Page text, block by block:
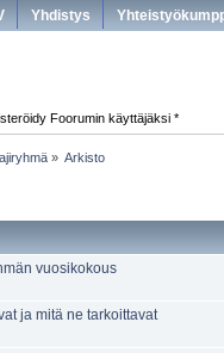
Yhdistys
Foorumin käyttäjäksi *
» Arkisto
vuosikokous
ja mitä ne tarkoittavat